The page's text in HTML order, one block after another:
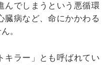
んでしまうという悪循環
臓病など、命にかかわる
。
キラー」とも呼ばれてい